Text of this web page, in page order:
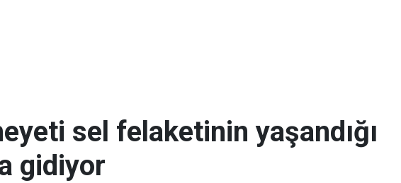
sel felaketinin yaşandığı
gidiyor